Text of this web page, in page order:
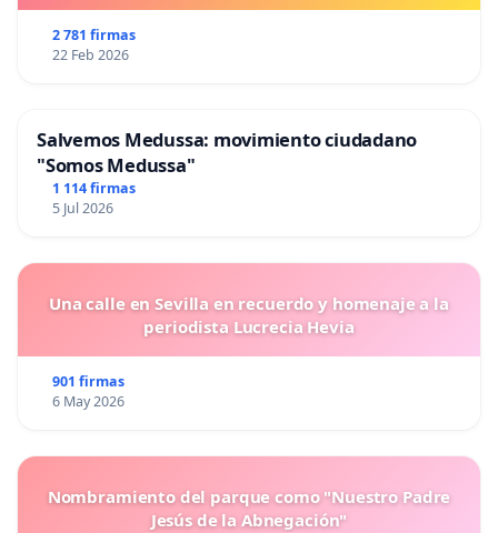
2 781 firmas
22 Feb 2026
Salvemos Medussa: movimiento ciudadano
"Somos Medussa"
1 114 firmas
5 Jul 2026
Una calle en Sevilla en recuerdo y homenaje a la
periodista Lucrecia Hevia
901 firmas
6 May 2026
Nombramiento del parque como "Nuestro Padre
Jesús de la Abnegación"